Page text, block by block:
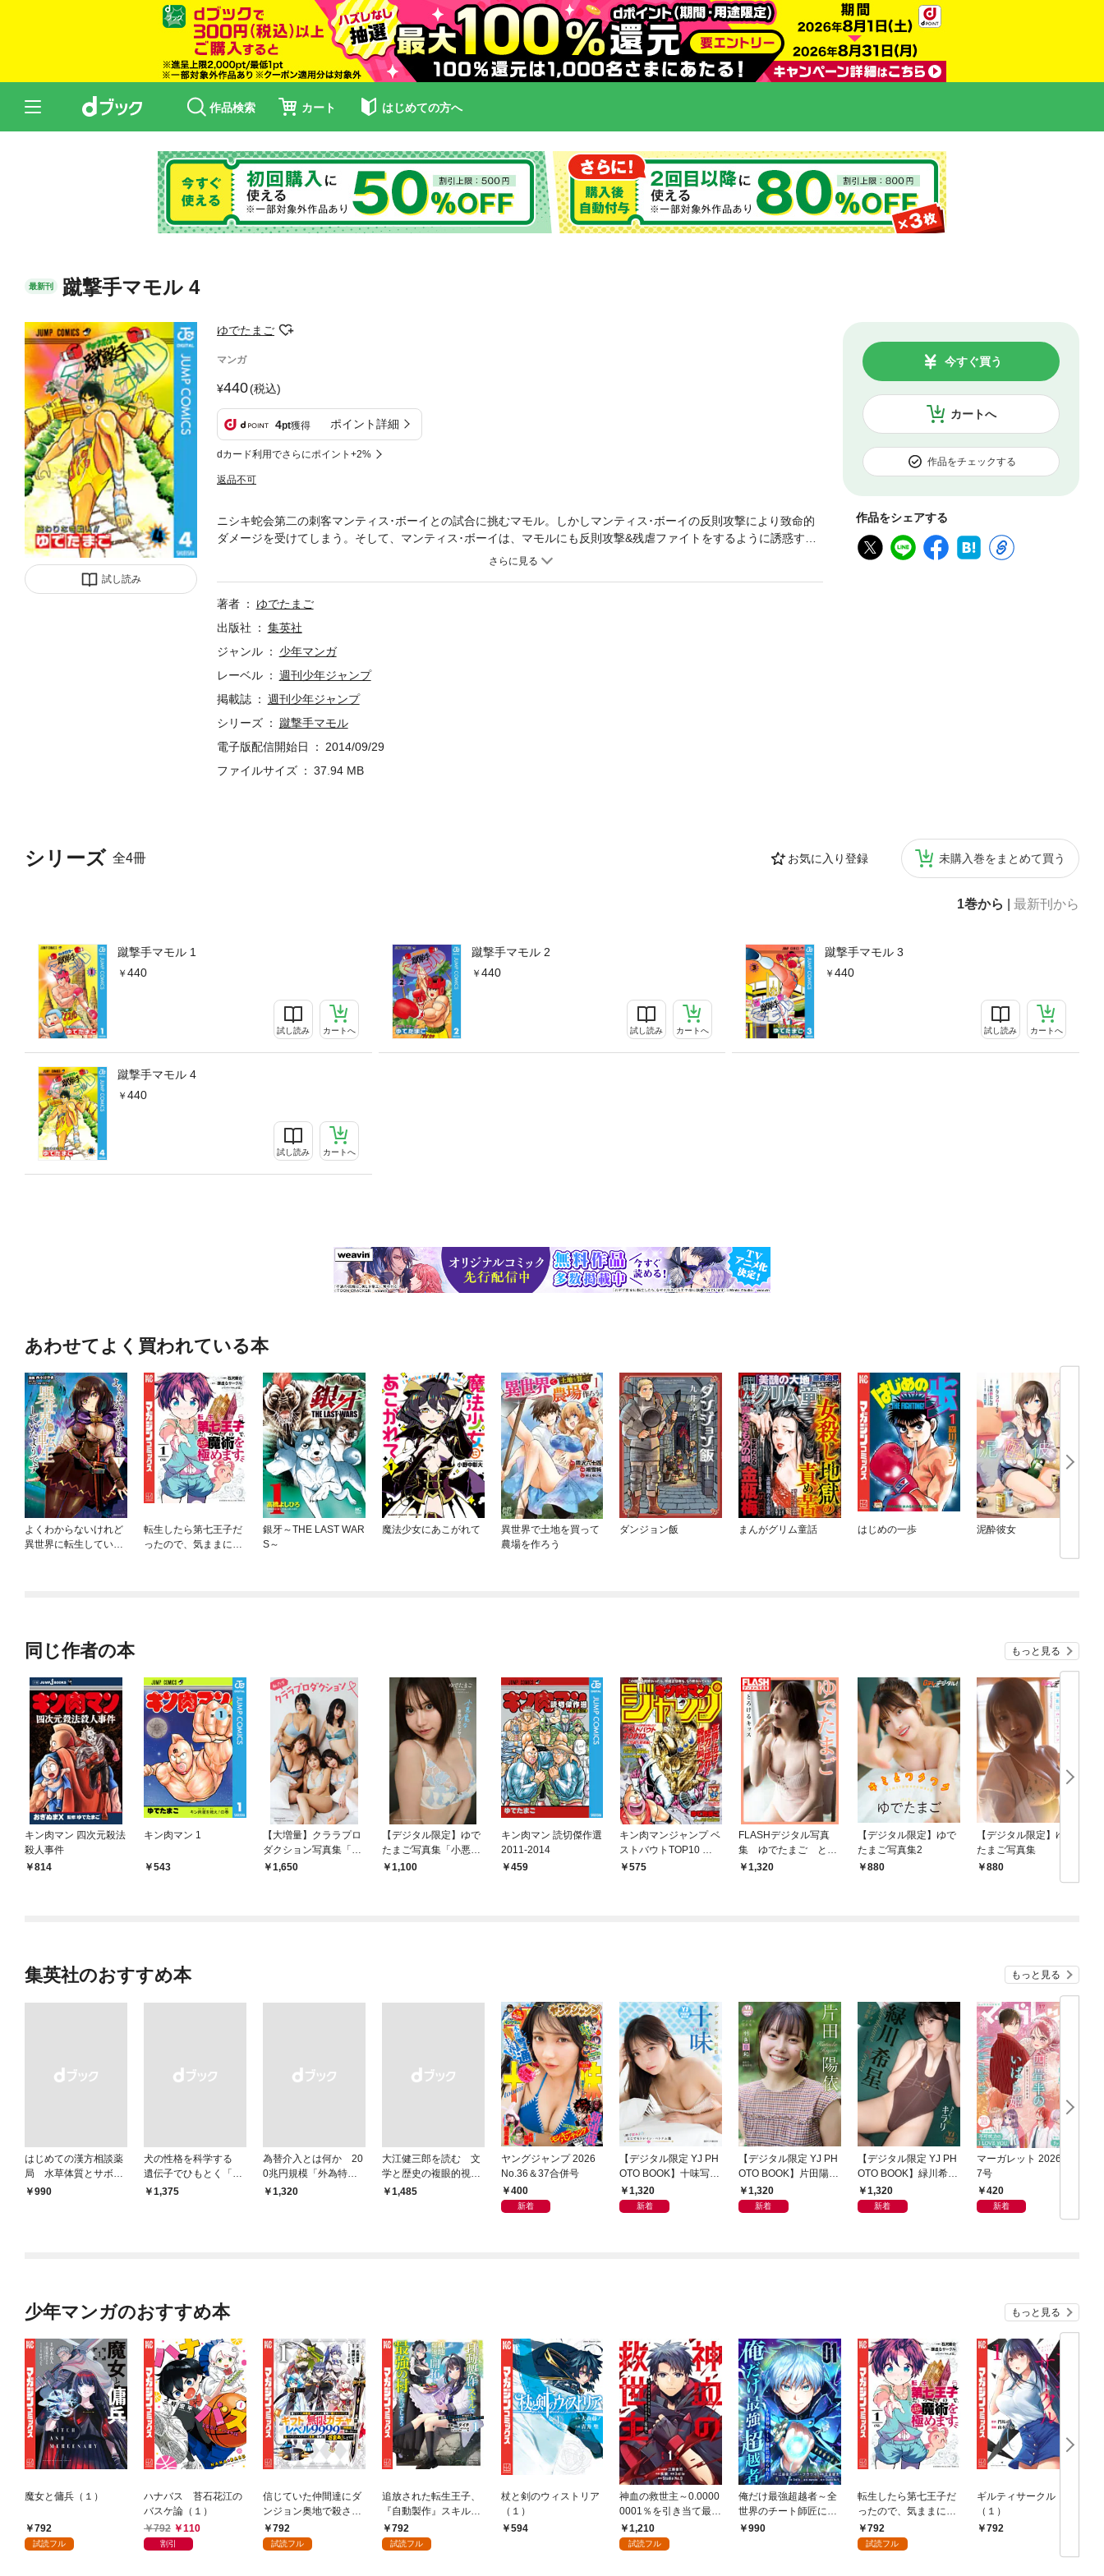
作品検索 カート はじめての方へ
最新刊 蹴撃手マモル 4
試し読み
ゆでたまご
マンガ
440(税込)
4pt獲得 ポイント詳細
dカード利用でさらにポイント+2%
返品不可
カートへ
今すぐ買う
作品をチェックする
作品をシェアする
シリーズ 全4冊 お気に入り登録 未購入巻をまとめて買う
1巻から 最新刊から
蹴撃手マモル 1
440
試し読み カートへ
蹴撃手マモル 2
440
試し読み カートへ
蹴撃手マモル 3
440
試し読み カートへ
蹴撃手マモル 4
440
試し読み カートへ
ニシキ蛇会第二の刺客マンティス･ボーイとの試合に挑むマモル。しかしマンティス･ボーイの反則攻撃により致命的
ダメージを受けてしまう。そして、マンティス･ボーイは、マモルにも反則攻撃&残虐ファイトをするように誘惑する
が…!? 連載のきっかけとなった特別読切｢Kick Boxer マモル｣も収録!
著者
ゆでたまご
出版社
集英社
ジャンル
少年マンガ
レーベル
週刊少年ジャンプ
掲載誌
週刊少年ジャンプ
シリーズ
蹴撃手マモル
電子版配信開始日
2014/09/29
ファイルサイズ
37.94 MB
あわせてよく買われている本
よくわからないけれど
異世界に転生していた
転生したら第七王子だ
ったので、気ままに魔
銀牙～THE LAST WAR
S～
魔法少女にあこがれて
異世界で土地を買って
農場を作ろう
ダンジョン飯 まんがグリム童話 はじめの一歩 泥酔彼女
同じ作者の本 もっと見る
キン肉マン 四次元殺法
殺人事件
814
キン肉マン 1
543
【大増量】クララプロ
ダクション写真集「私
たちクララプロダクシ
1,650
【デジタル限定】ゆで
たまご写真集「小悪魔
な最胸グラエンサー」
1,100
キン肉マン 読切傑作選
2011-2014
459
キン肉マンジャンプ ベ
ストバウトTOP10 完
璧超人始祖編
575
FLASHデジタル写真
集 ゆでたまご とろ
けるキッス
1,320
【デジタル限定】ゆで
たまご写真集2
880
【デジタル限定】ゆで
たまご写真集
880
集英社のおすすめ本 もっと見る
はじめての漢方相談薬
局 水草体質とサボテ
ン体質
￥990
犬の性格を科学する
遺伝子でひもとく「最
良の友」の進化
￥1,375
為替介入とは何か 20
0兆円規模「外為特
会」が生まれた謎
￥1,320
大江健三郎を読む 文
学と歴史の複眼的視点
から
￥1,485
ヤングジャンプ 2026
No.36＆37合併号
400
新着
【デジタル限定 YJ PH
OTO BOOK】十味写真
集「続・『ぽみ』！？
どこでもトレイン・ベ
1,320
新着
【デジタル限定 YJ PH
OTO BOOK】片田陽依
写真集「羽色日和」
1,320
新着
【デジタル限定 YJ PH
OTO BOOK】緑川希星
写真集「きらら、キラ
リ」
1,320
新着
マーガレット 2026年1
7号
420
新着
少年マンガのおすすめ本 もっと見る
魔女と傭兵（１）
792
試読フル
ハナバス 苔石花江の
バスケ論（１）
792
110
割引
信じていた仲間達にダ
ンジョン奥地で殺され
かけたがギフト『無限
ガチャ』でレベル９９
792
試読フル
追放された転生王子、
『自動製作』スキルで
領地を爆速で開拓し最
強の村を作ってしまう
792
試読フル
杖と剣のウィストリア
（１）
594
神血の救世主～0.0000
0001％を引き当て最強
へ～【電子書籍特典
付】（１）
1,210
試読フル
俺だけ最強超越者～全
世界のチート師匠に認
められた～【単行本】
990
転生したら第七王子だ
ったので、気ままに魔
術を極めます（１）
792
試読フル
ギルティサークル
（１）
792